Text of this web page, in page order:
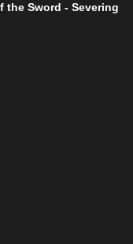
the Sword - Severing